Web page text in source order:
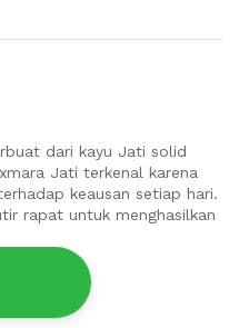
dari kayu Jati solid
Jati terkenal karena
keausan setiap hari.
rapat untuk menghasilkan